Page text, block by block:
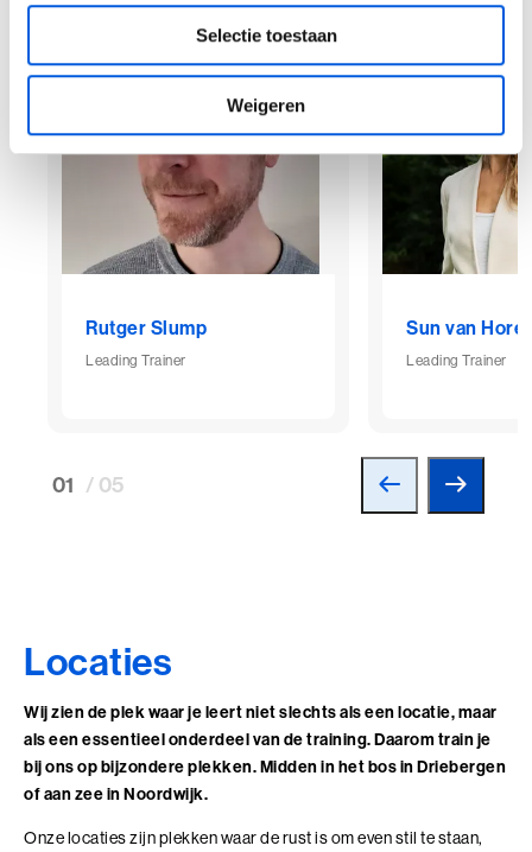
Selectie toestaan
Weigeren
Rutger Slump
Leading Trainer
Sun van
Leading Trainer
01 / 05
Locaties
Wij zien de plek waar je leert niet slechts als een locatie, maar
als een essentieel onderdeel van de training. Daarom train je
bij ons op bijzondere plekken. Midden in het bos in Driebergen
of aan zee in Noordwijk.
Onze locaties zijn plekken waar de rust is om even stil te staan,